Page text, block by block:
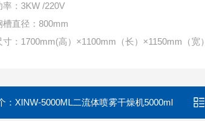
：3KW /220V
直径：800mm
： 1700mm(高）×1100mm（长）×1150mm（宽）
：XINW-5000ML二流体喷雾干燥机5000ml